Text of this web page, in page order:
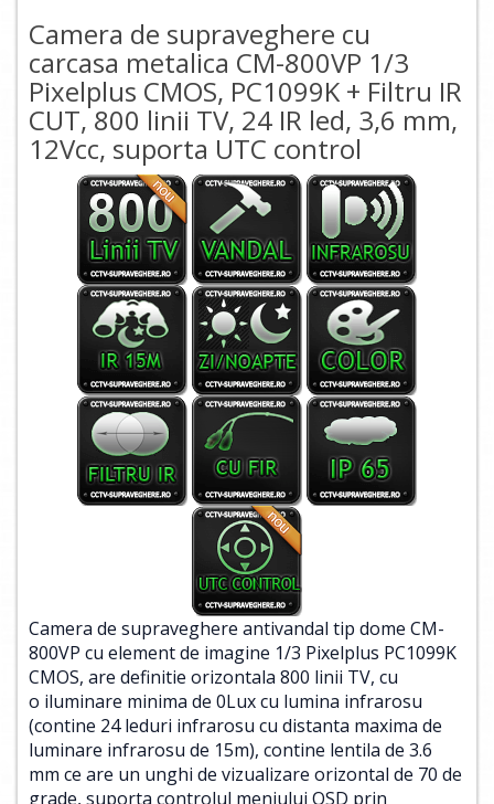
Camera de supraveghere cu
carcasa metalica CM-800VP 1/3
Pixelplus CMOS, PC1099K + Filtru IR
CUT, 800 linii TV, 24 IR led, 3,6 mm,
12Vcc, suporta UTC control
Camera de supraveghere antivandal tip dome CM-
800VP cu element de imagine 1/3 Pixelplus PC1099K
CMOS, are definitie orizontala 800 linii TV, cu
o iluminare minima de 0Lux cu lumina infrarosu
(contine 24 leduri infrarosu cu distanta maxima de
luminare infrarosu de 15m), contine lentila de 3.6
mm ce are un unghi de vizualizare orizontal de 70 de
grade, suporta controlul meniului OSD prin